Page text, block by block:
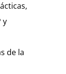
y
de la